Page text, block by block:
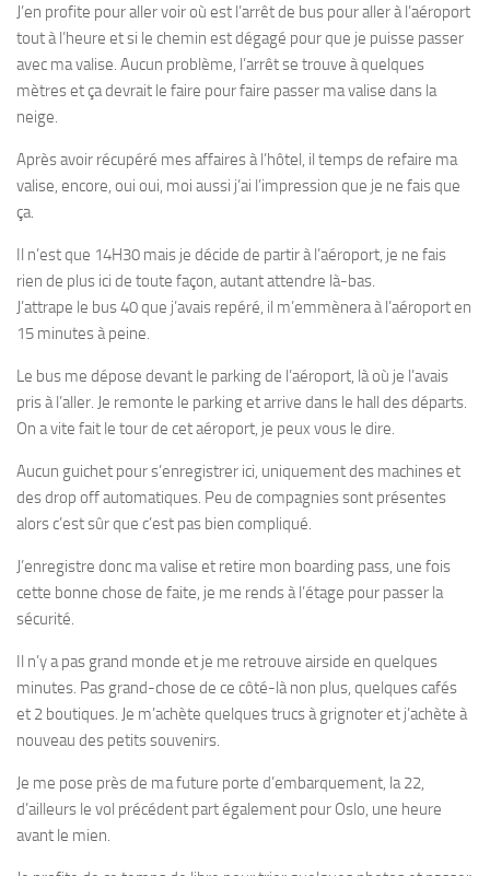
J’en profite pour aller voir où est l’arrêt de bus pour aller à l’aéroport
tout à l’heure et si le chemin est dégagé pour que je puisse passer
avec ma valise. Aucun problème, l’arrêt se trouve à quelques
mètres et ça devrait le faire pour faire passer ma valise dans la
neige.
Après avoir récupéré mes affaires à l’hôtel, il temps de refaire ma
valise, encore, oui oui, moi aussi j’ai l’impression que je ne fais que
ça.
Il n’est que 14H30 mais je décide de partir à l’aéroport, je ne fais
rien de plus ici de toute façon, autant attendre là-bas.
J’attrape le bus 40 que j’avais repéré, il m’emmènera à l’aéroport en
15 minutes à peine.
Le bus me dépose devant le parking de l’aéroport, là où je l’avais
pris à l’aller. Je remonte le parking et arrive dans le hall des départs.
On a vite fait le tour de cet aéroport, je peux vous le dire.
Aucun guichet pour s’enregistrer ici, uniquement des machines et
des drop off automatiques. Peu de compagnies sont présentes
alors c’est sûr que c’est pas bien compliqué.
J’enregistre donc ma valise et retire mon boarding pass, une fois
cette bonne chose de faite, je me rends à l’étage pour passer la
sécurité.
Il n’y a pas grand monde et je me retrouve airside en quelques
minutes. Pas grand-chose de ce côté-là non plus, quelques cafés
et 2 boutiques. Je m’achète quelques trucs à grignoter et j’achète à
nouveau des petits souvenirs.
Je me pose près de ma future porte d’embarquement, la 22,
d’ailleurs le vol précédent part également pour Oslo, une heure
avant le mien.